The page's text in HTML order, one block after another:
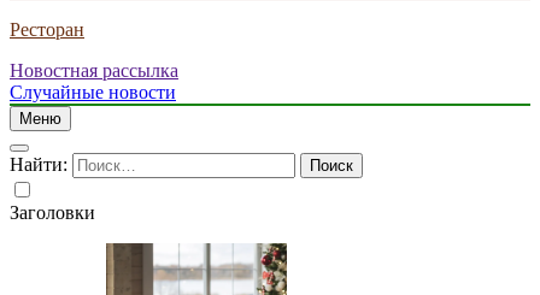
Ресторан
Новостная рассылка
Случайные новости
Меню
Найти:
Заголовки